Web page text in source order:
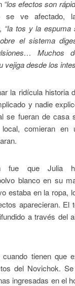
“los efectos son
se ve afectado,
“la tos y la
el sistema
Muchos
vejiga desde los
la ridícula historia
y nadie
se fueran de casa
comieran en
fue que Julia
blanco en su
estaba en la ropa,
aparecieran. El
a través del
tienen que
del Novichok. Se
ingresadas en el